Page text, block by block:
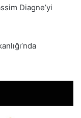
Diagne’yi